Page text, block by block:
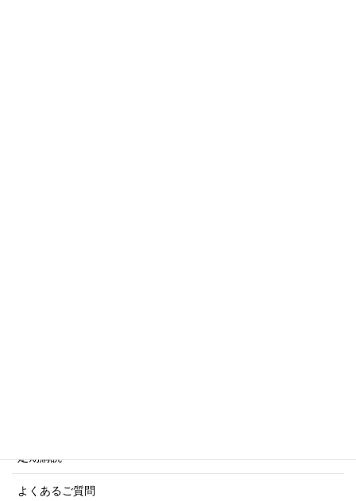
定期購読
よくあるご質問